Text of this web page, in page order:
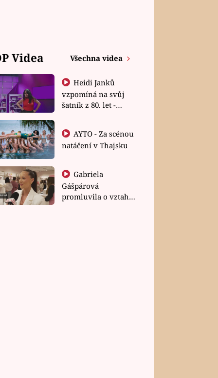
Videa Všechna videa
Heidi Janků
vzpomíná na svůj
šatník z 80. let -
natáčení v Thajsku
Gabriela
Gášpárová
promluvila o vztahu